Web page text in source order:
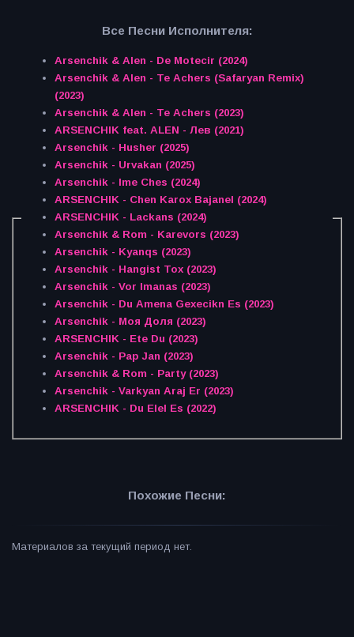
Все Песни Исполнителя:
Arsenchik & Alen - De Motecir (2024)
Arsenchik & Alen - Te Achers (Safaryan Remix)
(2023)
Arsenchik & Alen - Te Achers (2023)
ARSENCHIK feat. ALEN - Лев (2021)
Arsenchik - Husher (2025)
Arsenchik - Urvakan (2025)
Arsenchik - Ime Ches (2024)
ARSENCHIK - Chen Karox Bajanel (2024)
ARSENCHIK - Lackans (2024)
Arsenchik & Rom - Karevors (2023)
Arsenchik - Kyanqs (2023)
Arsenchik - Hangist Tox (2023)
Arsenchik - Vor Imanas (2023)
Arsenchik - Du Amena Gexecikn Es (2023)
Arsenchik - Моя Доля (2023)
ARSENCHIK - Ete Du (2023)
Arsenchik - Pap Jan (2023)
Arsenchik & Rom - Party (2023)
Arsenchik - Varkyan Araj Er (2023)
ARSENCHIK - Du Elel Es (2022)
Похожие Песни:
Материалов за текущий период нет.